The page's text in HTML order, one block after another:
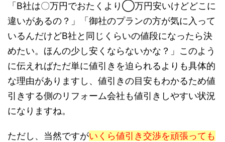
「B社は〇万円でおたくより◯万円安いけどどこに
違いがあるの？」「御社のプランの方が気に入って
いるんだけどB社と同じくらいの値段になったら決
めたい。ほんの少し安くならないかな？」このよう
に伝えればただ単に値引きを迫られるよりも具体的
な理由がありますし、値引きの目安もわかるため値
引きする側のリフォーム会社も値引きしやすい状況
になりますね。
ただし、当然ですがいくら値引き交渉を頑張っても